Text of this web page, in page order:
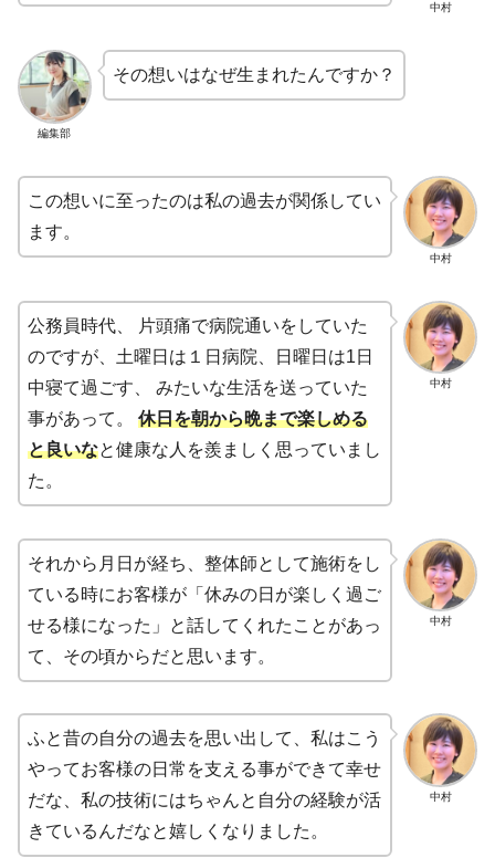
中村
編集部
その想いはなぜ生まれたんですか？
中村
この想いに至ったのは私の過去が関係してい
ます。
中村
公務員時代、 片頭痛で病院通いをしていた
のですが、土曜日は１日病院、日曜日は1日
中寝て過ごす、 みたいな生活を送っていた
事があって。 休日を朝から晩まで楽しめる
と良いなと健康な人を羨ましく思っていまし
た。
中村
それから月日が経ち、整体師として施術をし
ている時にお客様が「休みの日が楽しく過ご
せる様になった」と話してくれたことがあっ
て、その頃からだと思います。
中村
ふと昔の自分の過去を思い出して、私はこう
やってお客様の日常を支える事ができて幸せ
だな、私の技術にはちゃんと自分の経験が活
きているんだなと嬉しくなりました。